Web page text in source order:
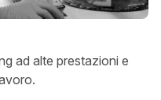
ad alte prestazioni e